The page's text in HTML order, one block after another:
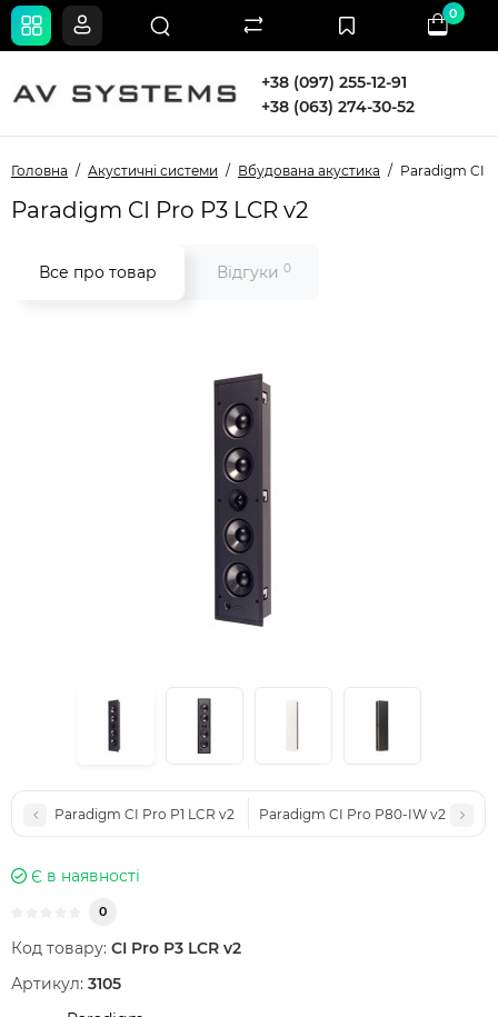
+38 (097) 255-12-91
+38 (063) 274-30-52
0
Головна Акустичні системи Вбудована акустика Paradigm CI
Paradigm CI Pro P3 LCR v2
Все про товар Відгуки 0
Paradigm CI Pro P1 LCR v2 Paradigm CI Pro P80-IW v2
Є в наявності
0
Код товару: CI Pro P3 LCR v2
Артикул: 3105